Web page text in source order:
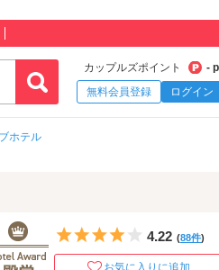
カップルズポイント
-
無料会員登録
ログイン
ホテル
5つ星のうち4
4.22 (88件)
お気に入りに追加